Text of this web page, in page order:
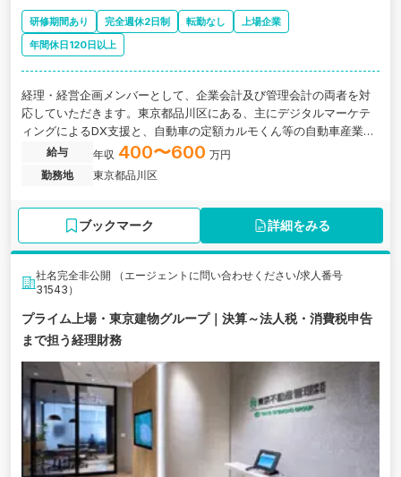
研修期間あり 完全週休2日制 転勤なし
上場企業
年間休日120日以上
経理・経営企画メンバーとして、企業会計及び管理会計の両者を対
応していただきます。東京都品川区にある、主にデジタルマーケテ
ィングによるDX支援と、自動車の定額カルモくん等の自動車産業DX
事業を展開しているグロース上場企業の求人です。
給与 年収 400〜600 万円
勤務地
東京都品川区
ブックマーク 詳細をみる
社名完全非公開 （エージェントに問い合わせください/求人番号
31543）
プライム上場・東京建物グループ｜決算～法人税・消費税申告
まで担う経理財務